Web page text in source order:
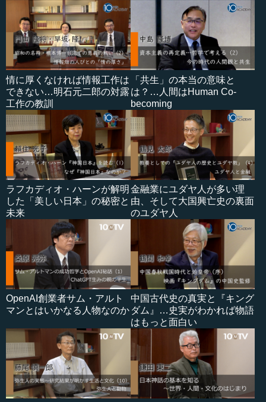
情に厚くなければ情報工作は
できない…明石元二郎の対露
工作の教訓
「共生」の本当の意味と
は？…人間はHuman Co-
becoming
ラフカディオ・ハーンが解明
した「美しい日本」の秘密と
未来
金融業にユダヤ人が多い理
由、そして大国興亡史の裏面
のユダヤ人
OpenAI創業者サム・アルト
マンとはいかなる人物なのか
中国古代史の真実と『キング
ダム』…史実がわかれば物語
はもっと面白い